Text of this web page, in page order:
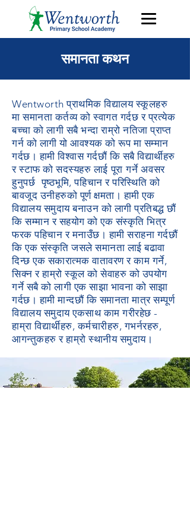
समानता कथन
Wentworth प्राथमिक विद्यालय स्कूलहरु
मा समानता कर्तव्य को स्वागत गर्दछ र प्रत्येक
बच्चा को लागी सबै भन्दा राम्रो नतिजा प्राप्त
गर्न को लागी यो आवश्यक को रूप मा सम्मान
गर्दछ। हामी विश्वास गर्दछौं कि सबै विद्यार्थीहरु
र स्टाफ को सदस्यहरु लाई पूरा गर्ने अवसर
हुनुपर्छ पृष्ठभूमि, पहिचान र परिस्थिति को
बावजूद उनीहरुको पूर्ण क्षमता। हामी एक
विद्यालय समुदाय बनाउन को लागी प्रतिबद्ध छौं
कि सम्मान र सहयोग को एक संस्कृति भित्र
फरक पहिचान र मनाउँछ। हामी सराहना गर्दछौं
कि एक संस्कृति जसले समानता लाई बढावा
दिन्छ एक सकारात्मक वातावरण र काम गर्ने,
सिक्न र हाम्रो स्कूल को सेवाहरु को उपयोग
गर्ने सबै को लागी एक साझा भावना को साझा
गर्दछ। हामी मान्दछौं कि समानता मात्र सम्पूर्ण
विद्यालय समुदाय एकसाथ काम गरीरहेछ -
हाम्रा विद्यार्थीहरु, कर्मचारीहरु, गभर्नरहरु,
आगन्तुकहरु र हाम्रो स्थानीय समुदाय।